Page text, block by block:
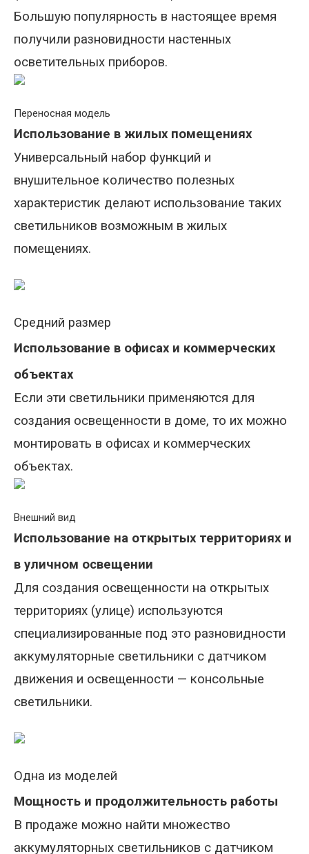
Большую популярность в настоящее время
получили разновидности настенных
осветительных приборов.
Переносная модель
Использование в жилых помещениях
Универсальный набор функций и
внушительное количество полезных
характеристик делают использование таких
светильников возможным в жилых
помещениях.
Средний размер
Использование в офисах и коммерческих
объектах
Если эти светильники применяются для
создания освещенности в доме, то их можно
монтировать в офисах и коммерческих
объектах.
Внешний вид
Использование на открытых территориях и
в уличном освещении
Для создания освещенности на открытых
территориях (улице) используются
специализированные под это разновидности
аккумуляторные светильники с датчиком
движения и освещенности — консольные
светильники.
Одна из моделей
Мощность и продолжительность работы
В продаже можно найти множество
аккумуляторных светильников с датчиком